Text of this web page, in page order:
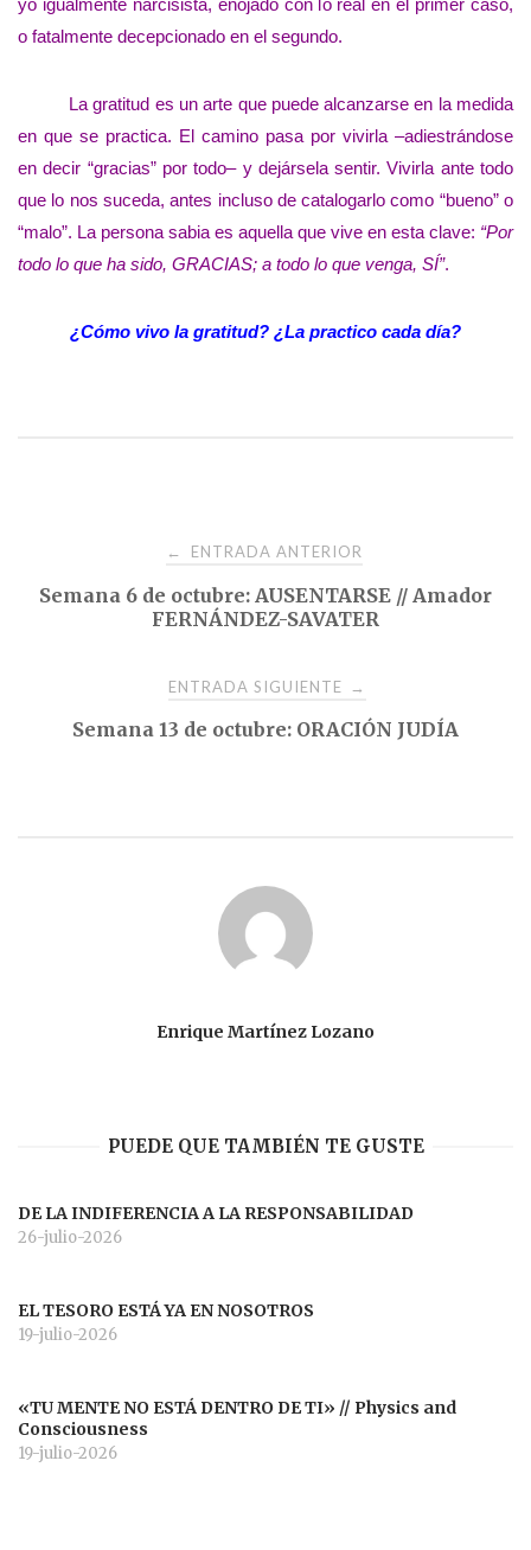
yo igualmente narcisista, enojado con lo real en el primer caso,
o fatalmente decepcionado en el segundo.
La gratitud es un arte que puede alcanzarse en la medida
en que se practica. El camino pasa por vivirla –adiestrándose
en decir “gracias” por todo– y dejársela sentir. Vivirla ante todo
que lo nos suceda, antes incluso de catalogarlo como “bueno” o
“malo”. La persona sabia es aquella que vive en esta clave: “Por
todo lo que ha sido, GRACIAS; a todo lo que venga, SÍ”.
¿Cómo vivo la gratitud? ¿La practico cada día?
Navegación
de
← ENTRADA ANTERIOR
Semana 6 de octubre: AUSENTARSE // Amador
FERNÁNDEZ-SAVATER
ENTRADA SIGUIENTE →
Semana 13 de octubre: ORACIÓN JUDÍA
Enrique Martínez Lozano
PUEDE QUE TAMBIÉN TE GUSTE
DE LA INDIFERENCIA A LA RESPONSABILIDAD
26-julio-2026
EL TESORO ESTÁ YA EN NOSOTROS
19-julio-2026
«TU MENTE NO ESTÁ DENTRO DE TI» // Physics and
Consciousness
19-julio-2026